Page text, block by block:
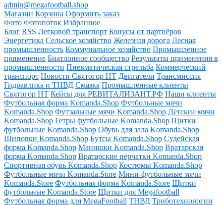
admin@megafootball.shop
Магазин Корзина Оформить заказ
Фото Фотопоток Избранное
Блог RSS Легковой транспорт Бонусы от партнёров
Энергетика Сельское хозяйство Железная дорога Лесная
промышленность Коммунальное хозяйство Промышленное
применение Биатлонное сообщество Результаты применения в
промышленности Пневматическая стрельба Коммерческий
транспорт Новости Святогор НТ Двигатели Трансмиссия
Гидравлика и ТНВД Смазка Промышленные клиенты
Святогор НТ Кейсы для РЕВИТАЛИЗАНТ.РФ Наши клиенты
Футбольная форма Komanda.Shop Футбольные мячи
Komanda.Shop Футзальные мячи Komanda.Shop Детские мячи
Komanda.Shop Гетры футбольные Komanda.Shop Щитки
футбольные Komanda.Shop Обувь для зала Komanda.Shop
Шиповки Komanda.Shop Бутсы Komanda.Shop Судейская
форма Komanda.Shop Манишки Komanda.Shop Вратарская
форма Komanda.Shop Вратарские перчатки Komanda.Shop
Спортивная обувь Komanda.Shop Костюмы Komanda.Shop
Футбольные мячи Komanda.Store Мини-футбольные мячи
Komanda.Store Футбольная форма Komanda.Store Щитки
футбольные Komanda.Store Щитки для Megafootball
Футбольная форма для MegaFootball ТНВД Триботехнологии